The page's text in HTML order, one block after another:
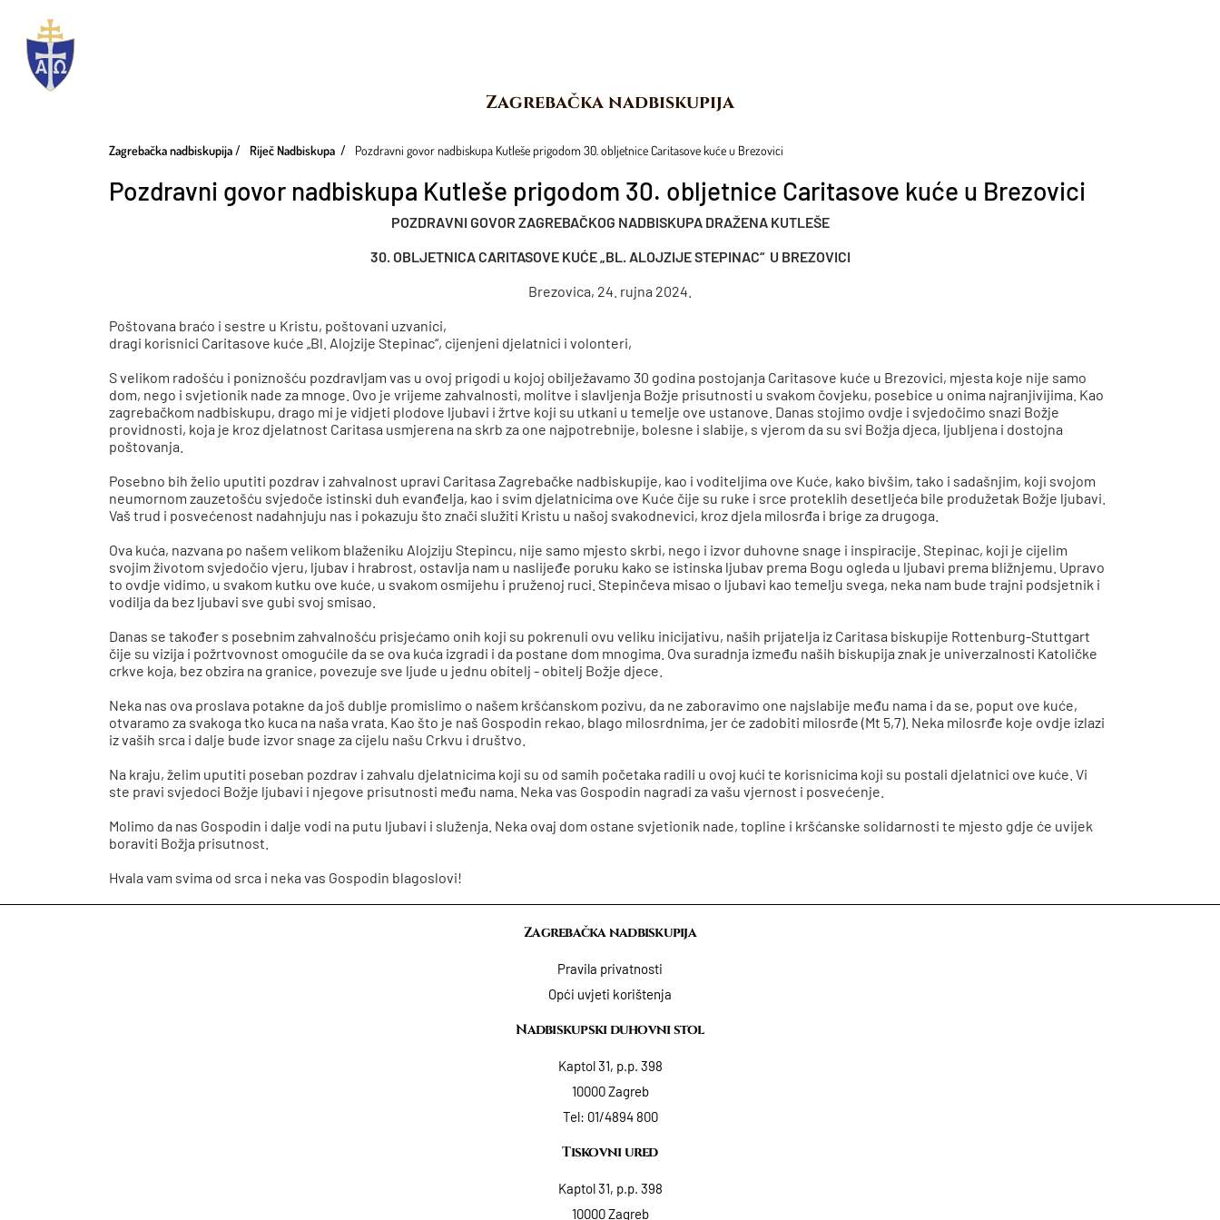
Zagrebačka nadbiskupija
Zagrebačka nadbiskupija Riječ Nadbiskupa Pozdravni govor nadbiskupa Kutleše prigodom 30. obljetnice Caritasove kuće u Brezovici
Pozdravni govor nadbiskupa Kutleše prigodom 30. obljetnice Caritasove kuće u Brezovici
POZDRAVNI GOVOR ZAGREBAČKOG NADBISKUPA DRAŽENA KUTLEŠE
30. OBLJETNICA CARITASOVE KUĆE „BL. ALOJZIJE STEPINAC“ U BREZOVICI
Brezovica, 24. rujna 2024.
Poštovana braćo i sestre u Kristu, poštovani uzvanici,
dragi korisnici Caritasove kuće „Bl. Alojzije Stepinac“, cijenjeni djelatnici i volonteri,
S velikom radošću i poniznošću pozdravljam vas u ovoj prigodi u kojoj obilježavamo 30 godina postojanja Caritasove kuće u Brezovici, mjesta koje nije samo
dom, nego i svjetionik nade za mnoge. Ovo je vrijeme zahvalnosti, molitve i slavljenja Božje prisutnosti u svakom čovjeku, posebice u onima najranjivijima. Kao
zagrebačkom nadbiskupu, drago mi je vidjeti plodove ljubavi i žrtve koji su utkani u temelje ove ustanove. Danas stojimo ovdje i svjedočimo snazi Božje
providnosti, koja je kroz djelatnost Caritasa usmjerena na skrb za one najpotrebnije, bolesne i slabije, s vjerom da su svi Božja djeca, ljubljena i dostojna
poštovanja.
Posebno bih želio uputiti pozdrav i zahvalnost upravi Caritasa Zagrebačke nadbiskupije, kao i voditeljima ove Kuće, kako bivšim, tako i sadašnjim, koji svojom
neumornom zauzetošću svjedoče istinski duh evanđelja, kao i svim djelatnicima ove Kuće čije su ruke i srce proteklih desetljeća bile produžetak Božje ljubavi.
Vaš trud i posvećenost nadahnjuju nas i pokazuju što znači služiti Kristu u našoj svakodnevici, kroz djela milosrđa i brige za drugoga.
Ova kuća, nazvana po našem velikom blaženiku Alojziju Stepincu, nije samo mjesto skrbi, nego i izvor duhovne snage i inspiracije. Stepinac, koji je cijelim
svojim životom svjedočio vjeru, ljubav i hrabrost, ostavlja nam u naslijeđe poruku kako se istinska ljubav prema Bogu ogleda u ljubavi prema bližnjemu. Upravo
to ovdje vidimo, u svakom kutku ove kuće, u svakom osmijehu i pruženoj ruci. Stepinčeva misao o ljubavi kao temelju svega, neka nam bude trajni podsjetnik i
vodilja da bez ljubavi sve gubi svoj smisao.
Danas se također s posebnim zahvalnošću prisjećamo onih koji su pokrenuli ovu veliku inicijativu, naših prijatelja iz Caritasa biskupije Rottenburg-Stuttgart
čije su vizija i požrtvovnost omogućile da se ova kuća izgradi i da postane dom mnogima. Ova suradnja između naših biskupija znak je univerzalnosti Katoličke
crkve koja, bez obzira na granice, povezuje sve ljude u jednu obitelj - obitelj Božje djece.
Neka nas ova proslava potakne da još dublje promislimo o našem kršćanskom pozivu, da ne zaboravimo one najslabije među nama i da se, poput ove kuće,
otvaramo za svakoga tko kuca na naša vrata. Kao što je naš Gospodin rekao, blago milosrdnima, jer će zadobiti milosrđe (Mt 5,7). Neka milosrđe koje ovdje izlazi
iz vaših srca i dalje bude izvor snage za cijelu našu Crkvu i društvo.
Na kraju, želim uputiti poseban pozdrav i zahvalu djelatnicima koji su od samih početaka radili u ovoj kući te korisnicima koji su postali djelatnici ove kuće. Vi
ste pravi svjedoci Božje ljubavi i njegove prisutnosti među nama. Neka vas Gospodin nagradi za vašu vjernost i posvećenje.
Molimo da nas Gospodin i dalje vodi na putu ljubavi i služenja. Neka ovaj dom ostane svjetionik nade, topline i kršćanske solidarnosti te mjesto gdje će uvijek
boraviti Božja prisutnost.
Hvala vam svima od srca i neka vas Gospodin blagoslovi!
Zagrebačka nadbiskupija
Pravila privatnosti
Opći uvjeti korištenja
Nadbiskupski duhovni stol
Kaptol 31, p.p. 398
10000 Zagreb
Tel: 01/4894 800
Tiskovni ured
Kaptol 31, p.p. 398
10000 Zagreb